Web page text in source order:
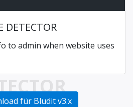
DETECTOR
to admin when website uses
für Bludit v3.x